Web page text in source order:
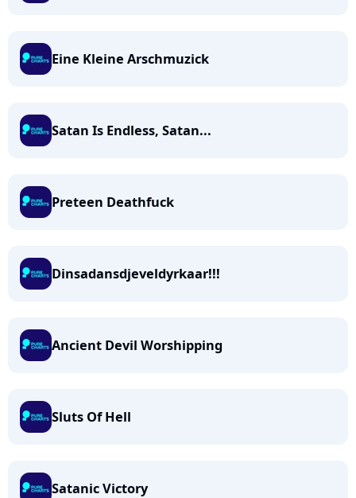
Eine Kleine Arschmuzick
Satan Is Endless, Satan...
Preteen Deathfuck
Dinsadansdjeveldyrkaar!!!
Ancient Devil Worshipping
Sluts Of Hell
Satanic Victory